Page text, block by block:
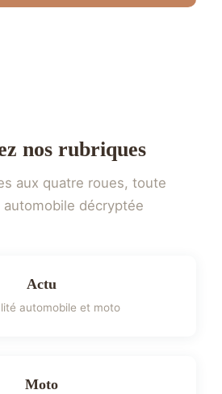
nos rubriques
aux quatre roues, toute
automobile décryptée
Actu
automobile et moto
Moto